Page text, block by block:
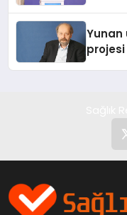
Yunan
projesi